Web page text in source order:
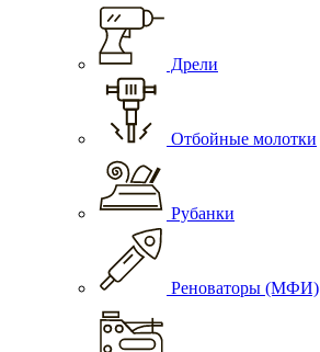
Дрели
Отбойные молотки
Рубанки
Реноваторы (МФИ)